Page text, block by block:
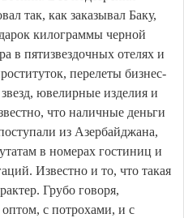
так, как заказывал Баку,
килограммы черной
в пятизвездочных отелях и
перелеты бизнес-
ювелирные изделия и
что наличные деньги
из Азербайджана,
в номерах гостиниц и
Известно и то, что такая
Грубо говоря,
с потрохами, и с